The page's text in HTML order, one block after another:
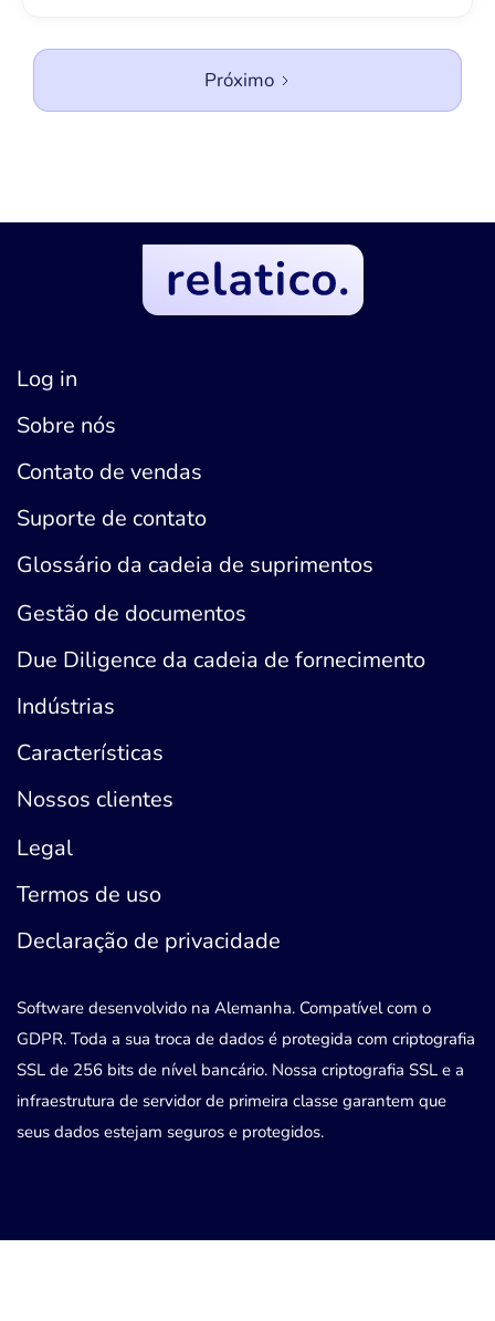
Próximo
Log in
Sobre nós
Contato de vendas
Suporte de contato
Glossário da cadeia de suprimentos
Gestão de documentos
Due Diligence da cadeia de fornecimento
Indústrias
Características
Nossos clientes
Legal
Termos de uso
Declaração de privacidade
Software desenvolvido na Alemanha. Compatível com o
GDPR. Toda a sua troca de dados é protegida com criptografia
SSL de 256 bits de nível bancário. Nossa criptografia SSL e a
infraestrutura de servidor de primeira classe garantem que
seus dados estejam seguros e protegidos.